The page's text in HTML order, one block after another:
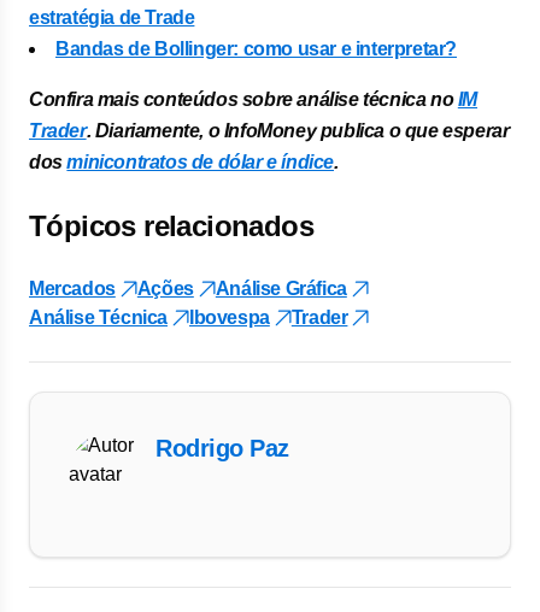
estratégia de Trade
Bandas de Bollinger: como usar e interpretar?
Confira mais conteúdos sobre análise técnica noIM
Trader. Diariamente, o InfoMoney publica o que esperar
dosminicontratos de dólar e índice.
Tópicos relacionados
Mercados Ações
Análise Gráfica
Análise Técnica
Ibovespa Trader
Rodrigo Paz